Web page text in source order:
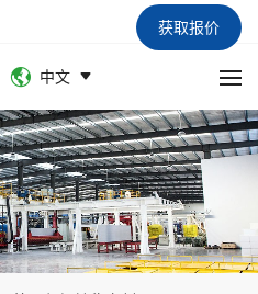
获取报价
中文